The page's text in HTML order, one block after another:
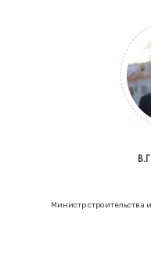
Министр строительства